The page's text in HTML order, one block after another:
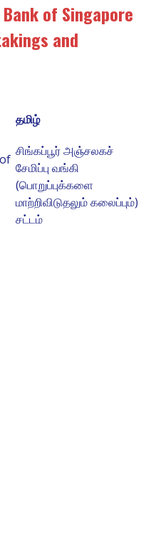
of Singapore
and
தமிழ்
சிங்கப்பூர் அஞ்சலகச்
சேமிப்பு வங்கி
(பொறுப்புக்களை
மாற்றிவிடுதலும் கலைப்பும்)
சட்டம்